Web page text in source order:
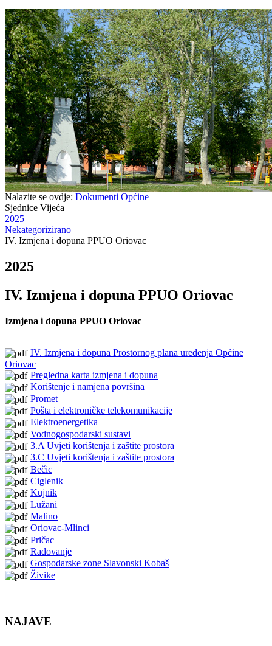
Nalazite se ovdje: Dokumenti Općine
Sjednice Vijeća
2025
Nekategorizirano
IV. Izmjena i dopuna PPUO Oriovac
2025
IV. Izmjena i dopuna PPUO Oriovac
Izmjena i dopuna PPUO Oriovac
IV. Izmjena i dopuna Prostornog plana uređenja Općine
Oriovac
Pregledna karta izmjena i dopuna
Korištenje i namjena površina
Promet
Pošta i elektroničke telekomunikacije
Elektroenergetika
Vodnogospodarski sustavi
3.A Uvjeti korištenja i zaštite prostora
3.C Uvjeti korištenja i zaštite prostora
Bečic
Ciglenik
Kujnik
Lužani
Malino
Oriovac-Mlinci
Pričac
Radovanje
Gospodarske zone Slavonski Kobaš
Živike
NAJAVE